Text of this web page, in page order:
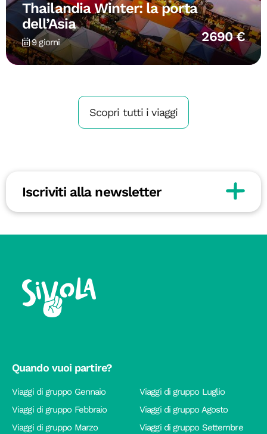
Thailandia Winter: la porta
dell’Asia
9 giorni 2690 €
Scopri tutti i viaggi
Iscriviti alla newsletter
Quando vuoi partire?
Viaggi di gruppo Gennaio
Viaggi di gruppo Febbraio
Viaggi di gruppo Marzo
Viaggi di gruppo Luglio
Viaggi di gruppo Agosto
Viaggi di gruppo Settembre